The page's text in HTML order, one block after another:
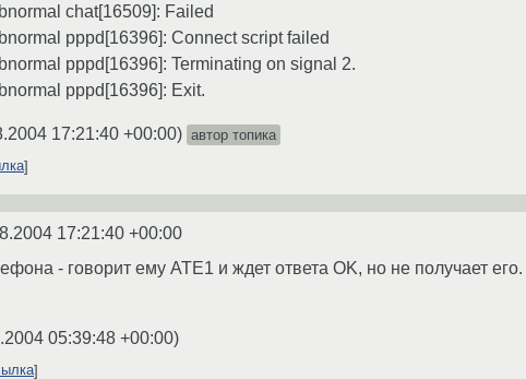
chat[16509]: Failed
pppd[16396]: Connect script failed
pppd[16396]: Terminating on signal 2.
pppd[16396]: Exit.
17:21:40 +00:00) автор топика
17:21:40 +00:00
- говорит ему ATE1 и ждет ответа OK, но не получает
05:39:48 +00:00)